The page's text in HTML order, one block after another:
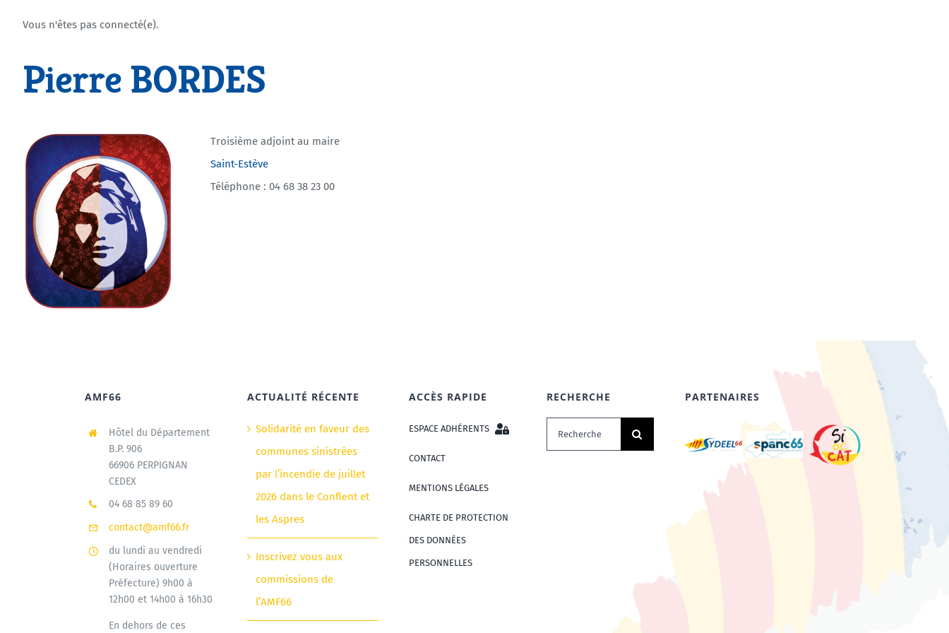
Vous n'êtes pas connecté(e).
Pierre BORDES
Troisième adjoint au maire
Saint-Estève
Téléphone : 04 68 38 23 00
AMF66
Hôtel du Département
B.P. 906
66906 PERPIGNAN
CEDEX
04 68 85 89 60
contact@amf66.fr
du lundi au vendredi
(Horaires ouverture
Préfecture) 9h00 à
12h00 et 14h00 à 16h30
En dehors de ces
ACTUALITÉ RÉCENTE
Solidarité en faveur des
communes sinistrées
par l’incendie de juillet
2026 dans le Conflent et
les Aspres
Inscrivez vous aux
commissions de
l’AMF66
ACCÈS RAPIDE
ESPACE ADHÉRENTS
CONTACT
MENTIONS LÉGALES
CHARTE DE PROTECTION
DES DONNÉES
PERSONNELLES
RECHERCHE
Rechercher:
PARTENAIRES